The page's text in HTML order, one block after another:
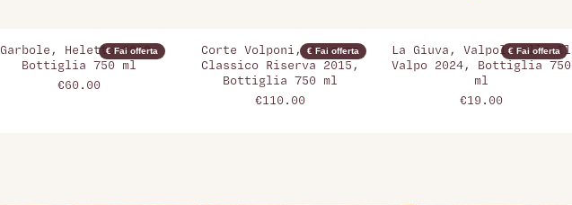
€ Fai offerta
Garbole, Heletto 2018,
Bottiglia 750 ml
€60.00
€ Fai offerta
Corte Volponi, Amarone
Classico Riserva 2015,
Bottiglia 750 ml
€110.00
€ Fai offerta
La Giuva, Valpolicella Il
Valpo 2024, Bottiglia 750
ml
€19.00